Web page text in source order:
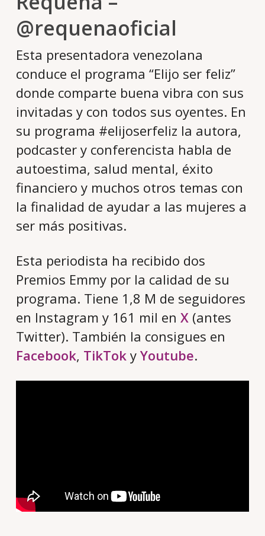
@requenaoficial
Esta presentadora venezolana
conduce el programa “Elijo ser feliz”
donde comparte buena vibra con sus
invitadas y con todos sus oyentes. En
su programa #elijoserfeliz la autora,
podcaster y conferencista habla de
autoestima, salud mental, éxito
financiero y muchos otros temas con
la finalidad de ayudar a las mujeres a
ser más positivas.
Esta periodista ha recibido dos
Premios Emmy por la calidad de su
programa. Tiene 1,8 M de seguidores
en Instagram y 161 mil en X (antes
Twitter). También la consigues en
Facebook, TikToky Youtube.